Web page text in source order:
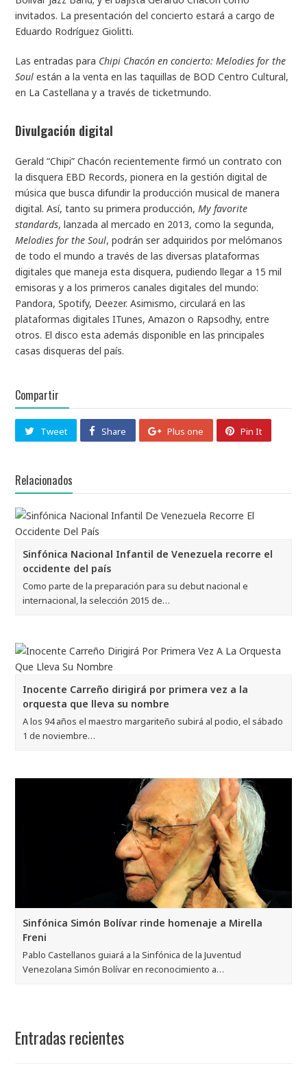
invitados. La presentación del concierto estará a cargo de
Eduardo Rodríguez Giolitti.
Las entradas para Chipi Chacón en concierto: Melodies for the
Soul están a la venta en las taquillas de BOD Centro Cultural,
en La Castellana y a través deticketmundo.
Divulgación digital
Gerald “Chipi” Chacón recientemente firmó un contrato con
la disquera EBD Records, pionera en la gestión digital de
música que busca difundir la producción musical de manera
digital. Así, tanto su primera producción,My favorite
standards, lanzada al mercado en 2013, como la segunda,
Melodies for the Soul, podrán ser adquiridos por melómanos
de todo el mundo a través de las diversas plataformas
digitales que maneja esta disquera, pudiendo llegar a 15 mil
emisoras y a los primeros canales digitales del mundo:
Pandora, Spotify, Deezer. Asimismo, circulará en las
plataformas digitales ITunes, Amazon o Rapsodhy, entre
otros. El disco esta además disponible en las principales
casas disqueras del país.
Compartir
Tweet Share Plus one Pin It
Relacionados
Sinfónica Nacional Infantil de Venezuela recorre el
occidente del país
Como parte de la preparación para su debut nacional e
internacional, la selección 2015 de…
Inocente Carreño dirigirá por primera vez a la
orquesta que lleva su nombre
A los 94 años el maestro margariteño subirá al podio, el sábado
1 de noviembre…
Sinfónica Simón Bolívar rinde homenaje a Mirella
Freni
Pablo Castellanos guiará a la Sinfónica de la Juventud
Venezolana Simón Bolívar en reconocimiento a…
Entradas recientes